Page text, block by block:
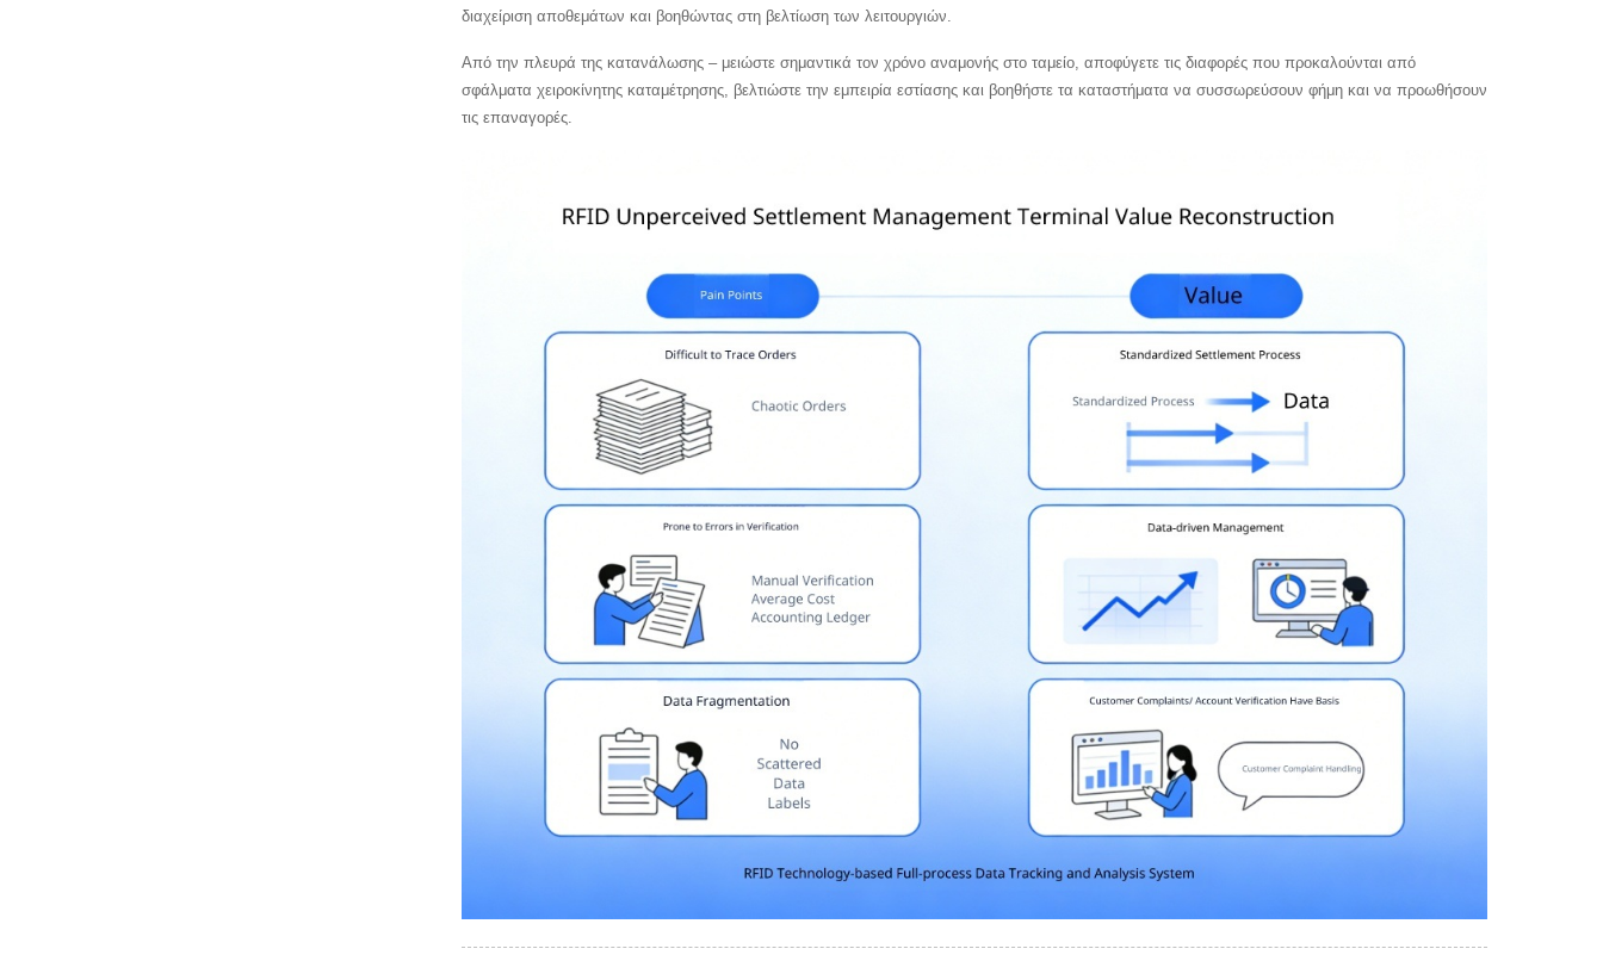
διαχείριση αποθεμάτων και βοηθώντας στη βελτίωση των λειτουργιών.
Από την πλευρά της κατανάλωσης – μειώστε σημαντικά τον χρόνο αναμονής στο ταμείο, αποφύγετε τις διαφορές που προκαλούνται από
σφάλματα χειροκίνητης καταμέτρησης, βελτιώστε την εμπειρία εστίασης και βοηθήστε τα καταστήματα να συσσωρεύσουν φήμη και να προωθήσουν
τις επαναγορές.